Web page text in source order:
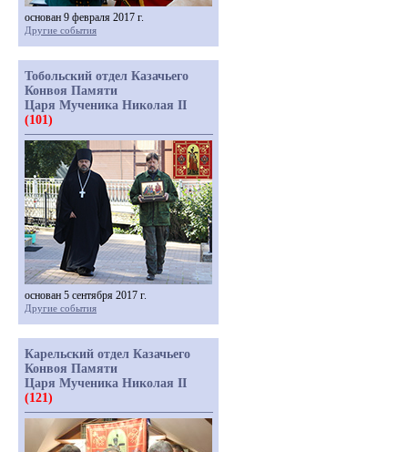
основан 9 февраля 2017 г.
Другие события
Тобольский отдел Казачьего
Конвоя Памяти
Царя Мученика Николая II
(101)
основан 5 сентября 2017 г.
Другие события
Карельский отдел Казачьего
Конвоя Памяти
Царя Мученика Николая II
(121)